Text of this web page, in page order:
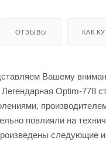
ОТЗЫВЫ КАК
Вашему
Optim-778
повлияли на
следующие